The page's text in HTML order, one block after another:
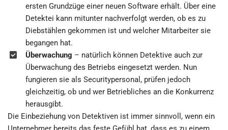
ersten Grundzüge einer neuen Software erhält. Über eine
Detektei kann mitunter nachverfolgt werden, ob es zu
Diebstählen gekommen ist und welcher Mitarbeiter sie
begangen hat.
Überwachung – natürlich können Detektive auch zur
Überwachung des Betriebs eingesetzt werden. Nun
fungieren sie als Securitypersonal, prüfen jedoch
gleichzeitig, ob und wer Betriebliches an die Konkurrenz
herausgibt.
Die Einbeziehung von Detektiven ist immer sinnvoll, wenn ein